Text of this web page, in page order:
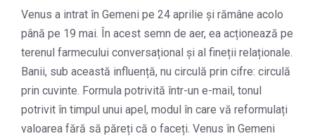
Venus a intrat în Gemeni pe 24 aprilie și rămâne acolo
până pe 19 mai. În acest semn de aer, ea acționează pe
terenul farmecului conversațional și al fineții relaționale.
Banii, sub această influență, nu circulă prin cifre: circulă
prin cuvinte. Formula potrivită într-un e-mail, tonul
potrivit în timpul unui apel, modul în care vă reformulați
valoarea fără să păreți că o faceți. Venus în Gemeni